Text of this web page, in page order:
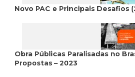
Novo PAC e Principais Desafios
Obra Públicas Paralisadas no
Propostas – 2023